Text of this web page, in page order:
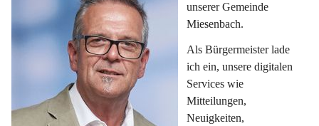
unserer Gemeinde
Miesenbach.
Als Bürgermeister lade
ich ein, unsere digitalen
Services wie
Mitteilungen,
Neuigkeiten,